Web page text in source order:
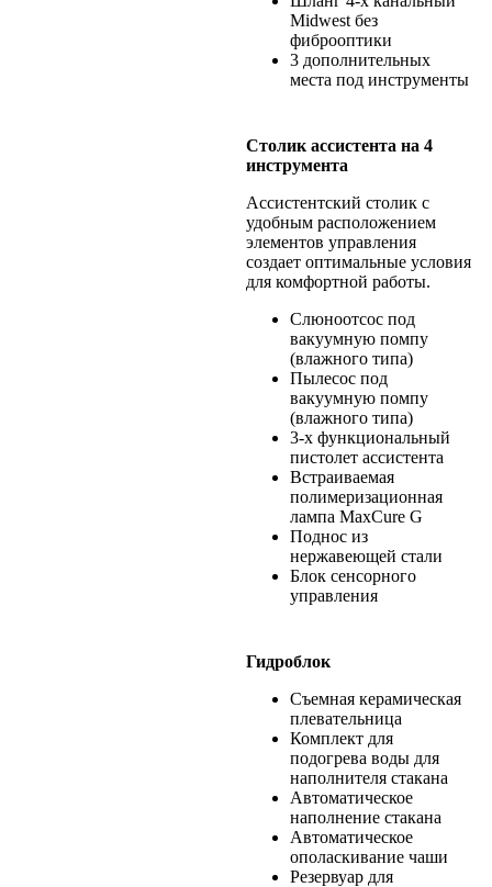
Midwest без
фиброоптики
3 дополнительных
места под инструменты
Столик ассистента на 4
инструмента
Ассистентский столик с
удобным расположением
элементов управления
создает оптимальные условия
для комфортной работы.
Слюноотсос под
вакуумную помпу
(влажного типа)
Пылесос под
вакуумную помпу
(влажного типа)
3-х функциональный
пистолет ассистента
Встраиваемая
полимеризационная
лампа MaxCure G
Поднос из
нержавеющей стали
Блок сенсорного
управления
Гидроблок
Съемная керамическая
плевательница
Комплект для
подогрева воды для
наполнителя стакана
Автоматическое
наполнение стакана
Автоматическое
ополаскивание чаши
Резервуар для